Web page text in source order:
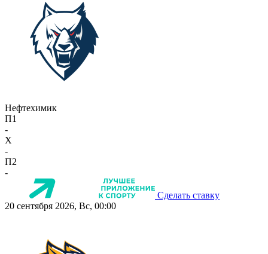
Нефтехимик
П1
-
X
-
П2
-
Сделать ставку
20 сентября 2026, Вс, 00:00